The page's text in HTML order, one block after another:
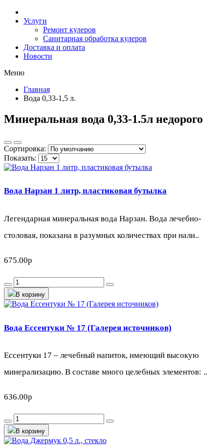
Услуги
Ремонт кулеров
Санитарная обработка кулеров
Доставка и оплата
Новости
Меню
Главная
Вода 0,33-1,5 л.
Минеральная вода 0,33-1.5л недорого
Сортировка:
Показать:
Вода Нарзан 1 литр, пластиковая бутылка
Легендарная минеральная вода Нарзан. Вода лечебно-
столовая, показана в разумных количествах при нали..
675.00р
В корзину
Вода Ессентуки № 17 (Галерея источников)
Ессентуки 17 – лечебный напиток, имеющий высокую
минерализацию. В составе много целебных элементов: ..
636.00р
В корзину